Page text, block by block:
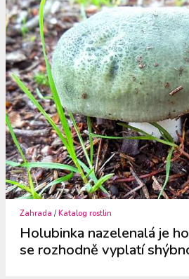
Zahrada /Katalog rostlin
Holubinka nazelenalá je
se rozhodně vyplatí